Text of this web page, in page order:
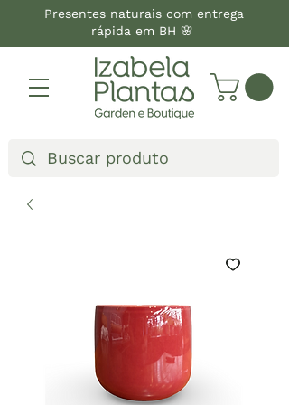
Presentes naturais com entrega
rápida em BH 🌸